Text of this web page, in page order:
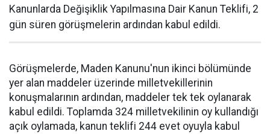
Kanunlarda Değişiklik Yapılmasına Dair Kanun Teklifi, 2
gün süren görüşmelerin ardından kabul edildi.
Görüşmelerde, Maden Kanunu'nun ikinci bölümünde
yer alan maddeler üzerinde milletvekillerinin
konuşmalarının ardından, maddeler tek tek oylanarak
kabul edildi. Toplamda 324 milletvekilinin oy kullandığı
açık oylamada, kanun teklifi 244 evet oyuyla kabul